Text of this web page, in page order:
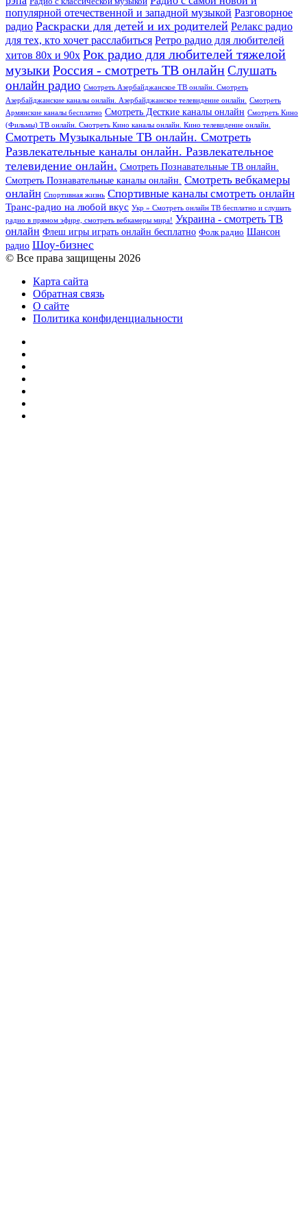
популярной отечественной и западной музыкой Разговорное
радио Раскраски для детей и их родителей Релакс радио
для тех, кто хочет расслабиться Ретро радио для любителей
хитов 80х и 90х Рок радио для любителей тяжелой
музыкиРоссия - смотреть ТВ онлайнСлушать
онлайн радио Смотреть Азербайджанское ТВ онлайн. Смотреть
Азербайджанские каналы онлайн. Азербайджанское телевидение онлайн.
Смотреть
Армянские каналы бесплатно Смотреть Десткие каналы онлайн Смотреть Кино
(Фильмы) ТВ онлайн. Смотреть Кино каналы онлайн. Кино телевидение онлайн.
Смотреть Музыкальные ТВ онлайн. Смотреть
Развлекательные каналы онлайн. Развлекательное
телевидение онлайн. Смотреть Познавательные ТВ онлайн.
Смотреть Познавательные каналы онлайн. Смотреть вебкамеры
онлайн Спортивная жизнь Спортивные каналы смотреть онлайн
Транс-радио на любой вкус Укр » Смотреть онлайн ТВ бесплатно и слушать
радио в прямом эфире, смотреть вебкамеры мира! Украина - смотреть ТВ
онлайн Флеш игры играть онлайн бесплатно Фолк радио Шансон
радио Шоу-бизнес
© Все права защищены 2026
Карта сайта
Обратная связь
О сайте
Политика конфиденциальности